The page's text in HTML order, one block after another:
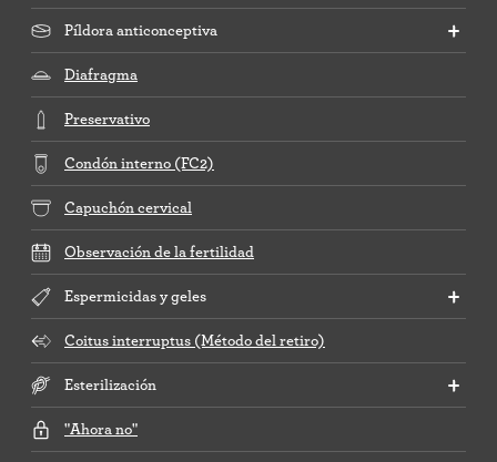
Píldora anticonceptiva
Diafragma
Preservativo
Condón interno (FC2)
Capuchón cervical
Observación de la fertilidad
Espermicidas y geles
Coitus interruptus (Método del retiro)
Esterilización
"Ahora no"